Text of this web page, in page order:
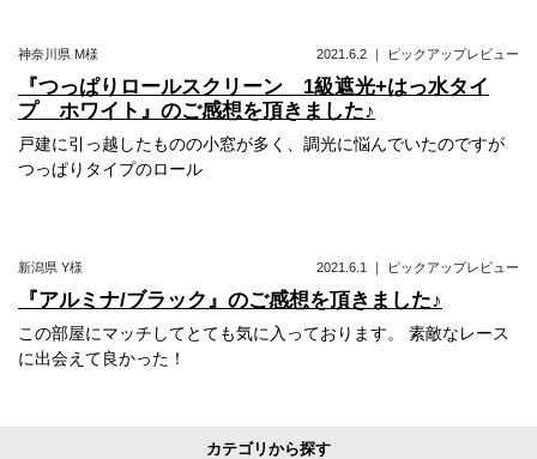
ン
神奈川県 M様 2021.6.2 ｜ ピックアップレビュー
『つっぱりロールスクリーン 1級遮光+はっ水タイ
プ ホワイト』のご感想を頂きました♪
戸建に引っ越したものの小窓が多く、調光に悩んでいたのですが
つっぱりタイプのロール
新潟県 Y様 2021.6.1 ｜ ピックアップレビュー
『アルミナ/ブラック』のご感想を頂きました♪
この部屋にマッチしてとても気に入っております。 素敵なレース
に出会えて良かった！
カテゴリから探す